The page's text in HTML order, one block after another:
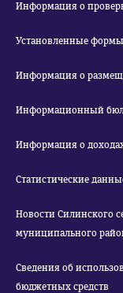
Информация о
Установленные
Информация о
Информационный
Информация о
Статистические
Новости Силинского
муниципального
Сведения об
бюджетных средств